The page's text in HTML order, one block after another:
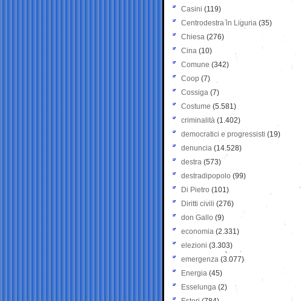
Casini (119)
Centrodestra in Liguria (35)
Chiesa (276)
Cina (10)
Comune (342)
Coop (7)
Cossiga (7)
Costume (5.581)
criminalità (1.402)
democratici e progressisti (19)
denuncia (14.528)
destra (573)
destradipopolo (99)
Di Pietro (101)
Diritti civili (276)
don Gallo (9)
economia (2.331)
elezioni (3.303)
emergenza (3.077)
Energia (45)
Esselunga (2)